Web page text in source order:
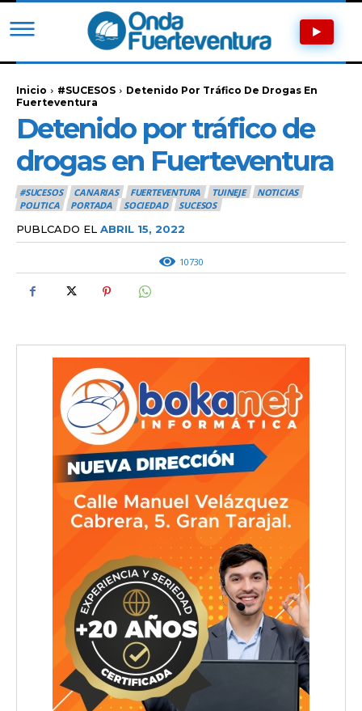
Inicio #SUCESOS
Detenido Por Tráfico De Drogas En
Fuerteventura
Detenido por tráfico de
drogas en Fuerteventura
#SUCESOS CANARIAS FUERTEVENTURA TUINEJE
NOTICIAS
POLITICA
PORTADA SOCIEDAD SUCESOS
PUBLCADO EL ABRIL 15, 2022
10730